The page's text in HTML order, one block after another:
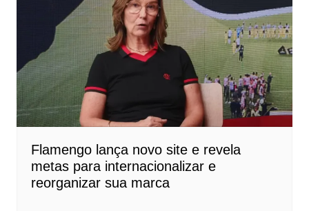
Flamengo lança novo site e revela
metas para internacionalizar e
reorganizar sua marca